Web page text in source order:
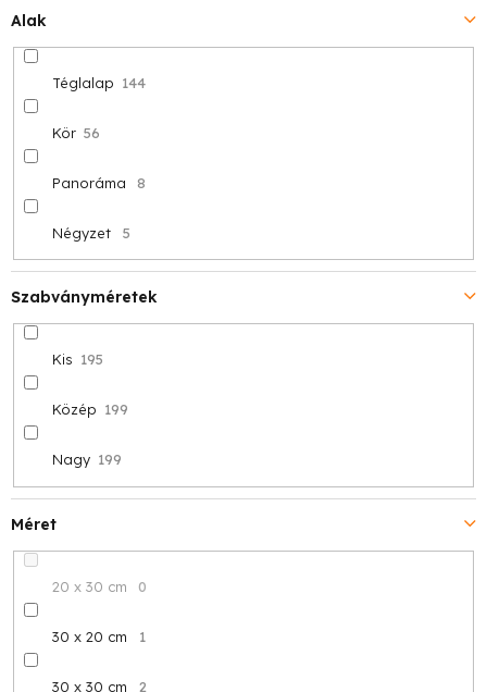
Méret
20 x 30 cm 0
30 x 20 cm 1
30 x 30 cm 2
Alak
Téglalap 144
Kör 56
Panoráma 8
Négyzet 5
Szabványméretek
Kis 195
Közép 199
Nagy 199